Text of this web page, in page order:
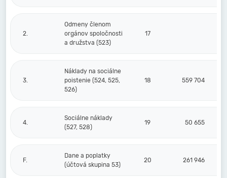
2.
Odmeny členom
orgánov spoločnosti
a družstva (523)
17
3.
Náklady na sociálne
poistenie (524, 525,
526)
18 559 704
4.
Sociálne náklady
(527, 528)
19 50 655
F.
Dane a poplatky
(účtová skupina 53)
20 261 946